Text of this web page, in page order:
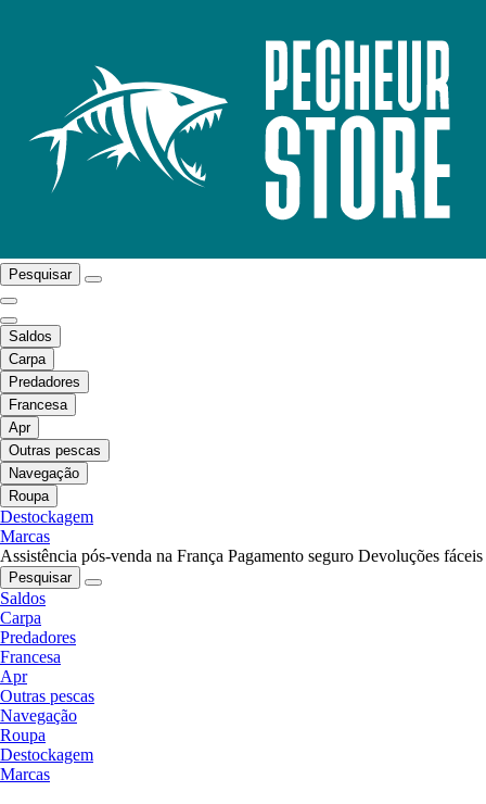
Pesquisar
Saldos
Carpa
Predadores
Francesa
Apr
Outras pescas
Navegação
Roupa
Destockagem
Marcas
Assistência pós-venda na França Pagamento seguro Devoluções fáceis
Pesquisar
Saldos
Carpa
Predadores
Francesa
Apr
Outras pescas
Navegação
Roupa
Destockagem
Marcas